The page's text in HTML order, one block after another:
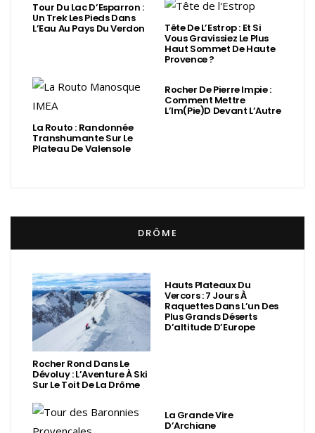
Tour Du Lac D’Esparron :
Un Trek Les Pieds Dans
L’Eau Au Pays Du Verdon Tête De L’Estrop : Et Si
Vous Gravissiez Le Plus
Haut Sommet De Haute
Provence ?
La Routo : Randonnée
Transhumante Sur Le
Plateau De Valensole
Rocher De Pierre Impie :
Comment Mettre
L’Im(Pie)d Devant L’Autre
DRÔME
Rocher Rond Dans Le
Dévoluy : L’Aventure À Ski
Sur Le Toit De La Drôme
Hauts Plateaux Du
Vercors : 7 Jours À
Raquettes Dans L’un Des
Plus Grands Déserts
D’altitude D’Europe
La Grande Vire
D’Archiane